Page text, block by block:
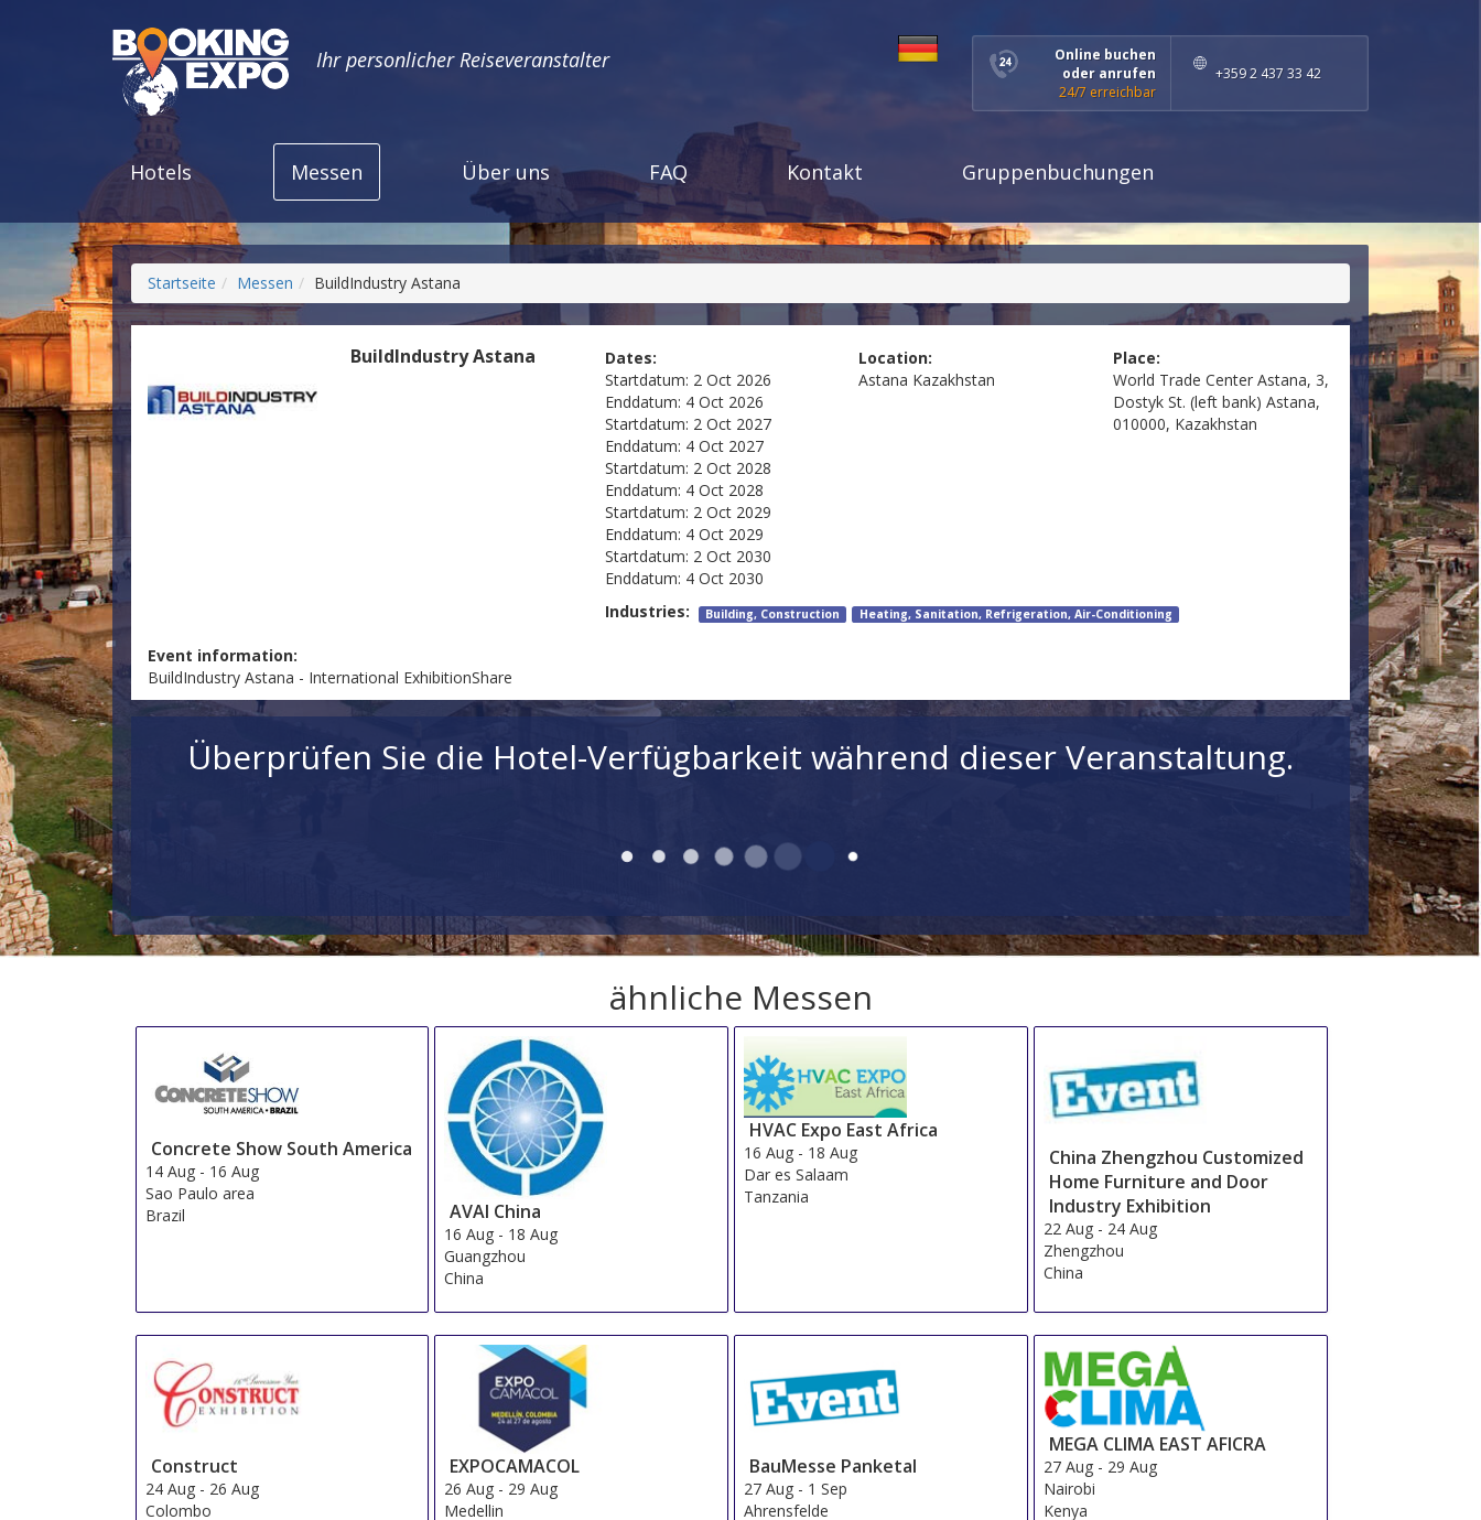
Ihr personlicher Reiseveranstalter
Online buchen
oder anrufen
24/7 erreichbar
+359 2 437 33 42
Hotels Messen Über uns FAQ Kontakt Gruppenbuchungen
Startseite Messen BuildIndustry Astana
BuildIndustry Astana
Dates:
Startdatum: 2 Oct 2026
Enddatum: 4 Oct 2026
Startdatum: 2 Oct 2027
Enddatum: 4 Oct 2027
Startdatum: 2 Oct 2028
Enddatum: 4 Oct 2028
Startdatum: 2 Oct 2029
Enddatum: 4 Oct 2029
Startdatum: 2 Oct 2030
Enddatum: 4 Oct 2030
Location:
Astana Kazakhstan
Place:
World Trade Center Astana, 3,
Dostyk St. (left bank) Astana,
010000, Kazakhstan
Industries: Building, Construction Heating, Sanitation, Refrigeration, Air-Conditioning
Event information:
BuildIndustry Astana - International ExhibitionShare
Überprüfen Sie die Hotel-Verfügbarkeit während dieser Veranstaltung.
ähnliche Messen
Concrete Show South America
14 Aug- 16 Aug
Sao Paulo area
Brazil
AVAI China
16 Aug - 18 Aug
Guangzhou
China
HVAC Expo East Africa
16 Aug - 18 Aug
Dar es Salaam
Tanzania
China Zhengzhou Customized
Home Furniture and Door
Industry Exhibition
22 Aug - 24 Aug
Zhengzhou
China
Construct
24 Aug- 26 Aug
Colombo
EXPOCAMACOL
26 Aug - 29 Aug
Medellin
BauMesse Panketal
27 Aug - 1 Sep
Ahrensfelde
MEGA CLIMA EAST AFICRA
27 Aug - 29 Aug
Nairobi
Kenya